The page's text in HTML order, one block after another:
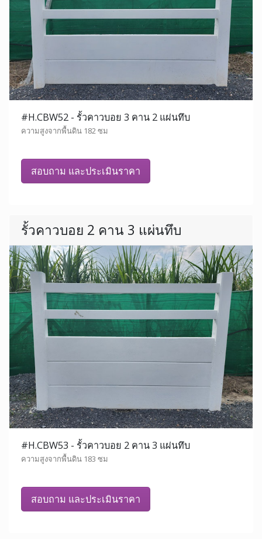
#H.CBW52 - รั้วคาวบอย 3 คาน 2 แผ่นทึบ
ความสูงจากพื้นดิน 182 ซม
สอบถาม และประเมินราคา
รั้วคาวบอย 2 คาน 3 แผ่นทึบ
#H.CBW53 - รั้วคาวบอย 2 คาน 3 แผ่นทึบ
ความสูงจากพื้นดิน 183 ซม
สอบถาม และประเมินราคา